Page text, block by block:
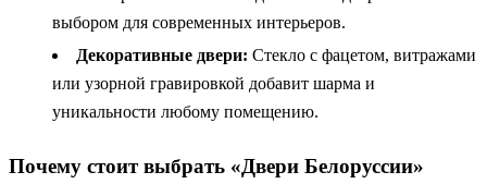
выбором для современных интерьеров.
Декоративные двери: Стекло с фацетом, витражами
или узорной гравировкой добавит шарма и
уникальности любому помещению.
Почему стоит выбрать «Двери Белоруссии»